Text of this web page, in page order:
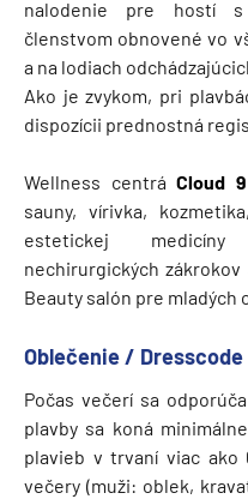
nalodenie pre hostí s
členstvom obnovené vo
a na lodiach
Ako je zvykom, pri
dispozícii prednostná
Wellness centráCloud
sauny, vírivka,
estetickej
nechirurgických
Beauty salón pre mladých
Oblečenie / Dresscode
Počas večerí sa
plavby sa koná
plavieb v trvaní viac ako
večery (muži: oblek,